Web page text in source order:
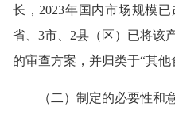
长，2023年国内市场规模
省、3市、2县（区）已将该
的审查方案，并归类于“其他
（二）制定的必要性和